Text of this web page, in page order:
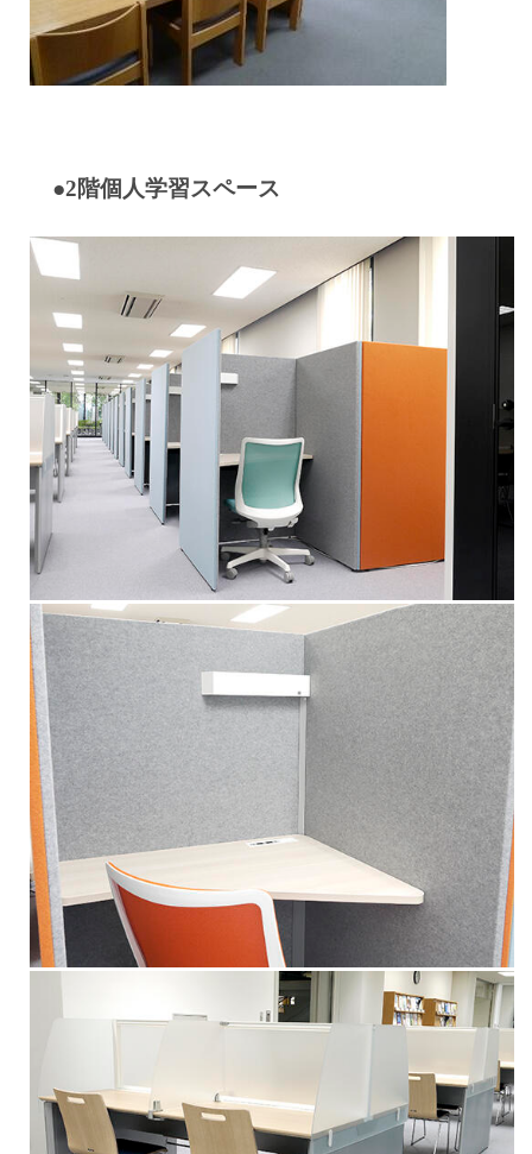
●2階個人学習スペース